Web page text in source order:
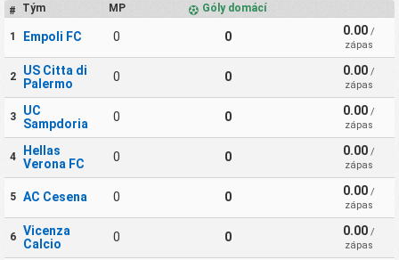
# Tým MP Góly domácí
1 Empoli FC 0 0 0.00 /
zápas
2
US Citta di
Palermo
0 0 0.00 /
zápas
3
UC
Sampdoria
0 0 0.00 /
zápas
4
Hellas
Verona FC
0 0 0.00 /
zápas
5 AC Cesena 0 0 0.00 /
zápas
6
Vicenza
Calcio
0 0 0.00 /
zápas